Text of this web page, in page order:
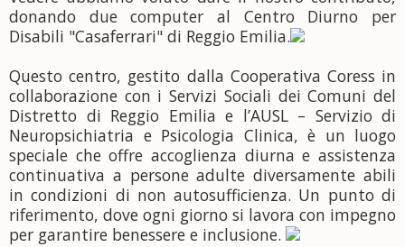
donando due computer al Centro Diurno per
Disabili "Casaferrari" di Reggio Emilia.
Questo centro, gestito dalla Cooperativa Coress in
collaborazione con i Servizi Sociali dei Comuni del
Distretto di Reggio Emilia e l’AUSL – Servizio di
Neuropsichiatria e Psicologia Clinica, è un luogo
speciale che offre accoglienza diurna e assistenza
continuativa a persone adulte diversamente abili
in condizioni di non autosufficienza. Un punto di
riferimento, dove ogni giorno si lavora con impegno
per garantire benessere e inclusione.